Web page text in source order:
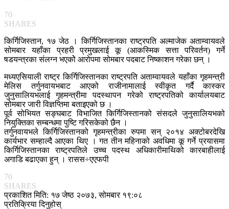
70
SHARES
किर्गिजिस्तान, १७ जेठ । किर्गिजिस्तानका राष्ट्रपति अल्माजेक अताम्वायवले
सोमबार यहाँका प्रहरी प्रमुखलाई कू (आकस्मिक सत्ता परिवर्तन) गर्ने
षडयन्त्रका संलग्न भएकोे आरोपमा सोमबार पदबाट निष्काशन गरेका छन् ।
मध्यएसियाली राष्ट्र किर्गिजिस्तानका राष्ट्रपति अताम्वायवले यहाँका गृहमन्त्री
मेलिस तर्गुनवायभबाट आएको राजीनामालाई स्वीकृत गर्दै कास्कर
जुनुसालियभलाई गृहमन्त्रीमा पदस्थापन गरेको राष्ट्रपतिको कार्यालयबाट
सोमबार जारी विज्ञप्तिमा बताइएको छ ।
पूर्व सोभियत सङ्घबाट विभाजित किर्गिजिस्तानको संसदले जुनुसालियभको
नियुक्तिका सम्बन्धमा पुष्टि गरिसकेको छैन ।
तर्गुनवायभले किर्गिजिस्तानको गृहमन्त्रीका रुपमा सन् २०१४ अक्टोबरदेखि
कार्यभार सम्हाल्दै आएका थिए । गत तीन महिनाको अवधिमा कू गर्ने प्रयासमा
किर्गिजिस्तानका राष्ट्रपतिले उच्च पदस्थ अधिकारीमाथिको कारबाहीलाई
अगाडि बढाएका हुन् । रासस÷एएफपी
70
SHARES
प्रकाशित मिति: १७ जेष्ठ २०७३, सोमबार १९:०८
प्रतिक्रिया दिनुहोस्